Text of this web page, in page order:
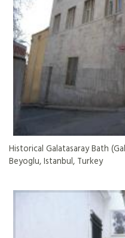
Historical Galatasaray Bath
Beyoglu, Istanbul, Turkey